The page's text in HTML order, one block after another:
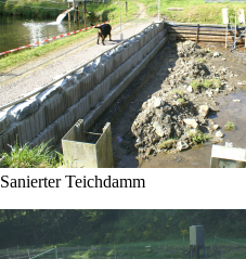
Sanierter Teichdamm